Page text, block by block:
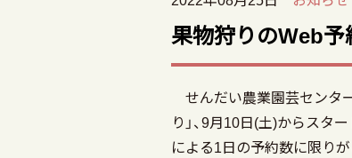
果物狩りのWeb
せんだい農業園芸センタ
り」、9月10日(土)からスタ
による1日の予約数に限り